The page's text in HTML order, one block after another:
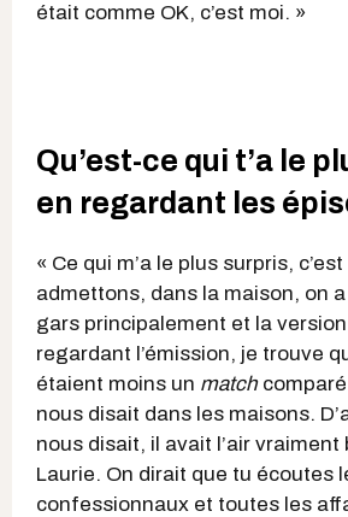
était comme OK, c’est moi. »
Qu’est-ce qui t’a le
en regardant les
« Ce qui m’a le plus surpris,
admettons, dans la maison, on
gars principalement et la
regardant l’émission, je trouve
étaient moins un matchcomparé
nous disait dans les maisons.
nous disait, il avait l’air vraiment
Laurie. On dirait que tu écoutes
confessionnaux et toutes les